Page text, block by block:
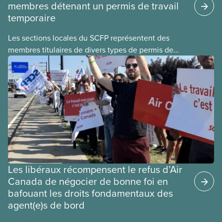
membres détenant un permis de travail
temporaire
Les sections locales du SCFP représentent des
membres titulaires de divers types de permis de
travail temporaires, incluant les permis pour
travailleuses et travailleurs étrangers temporaires,
les permis d’études et les permis de
travail postdiplôme.
Les libéraux récompensent le refus d’Air
Canada de négocier de bonne foi en
bafouant les droits fondamentaux des
agent(e)s de bord